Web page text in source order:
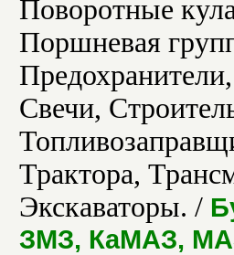
Поворотные
Поршневая
Свечи,
Трактора,
Экскаваторы. /
ЗМЗ, КаМАЗ,